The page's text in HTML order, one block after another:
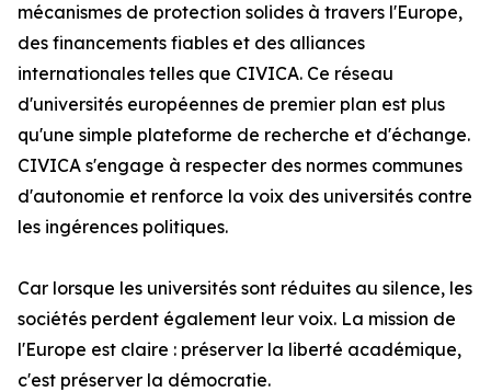
mécanismes de protection solides à travers l'Europe,
des financements fiables et des alliances
internationales telles que CIVICA. Ce réseau
d'universités européennes de premier plan est plus
qu'une simple plateforme de recherche et d'échange.
CIVICA s'engage à respecter des normes communes
d'autonomie et renforce la voix des universités contre
les ingérences politiques.
Car lorsque les universités sont réduites au silence, les
sociétés perdent également leur voix. La mission de
l'Europe est claire : préserver la liberté académique,
c'est préserver la démocratie.